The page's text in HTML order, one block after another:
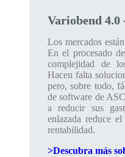
Variobend 4.0
Los mercados
En el procesado
complejidad de
Hacen falta
pero, sobre todo,
de software de
a reducir sus
enlazada reduce
rentabilidad.
>Descubra más